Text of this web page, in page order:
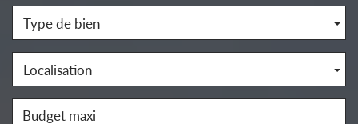
Type de bien
Localisation